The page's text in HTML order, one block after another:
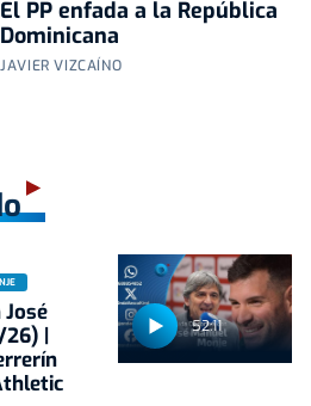
El PP enfada a la República
Dominicana
JAVIER VIZCAÍNO
52:11
26) |